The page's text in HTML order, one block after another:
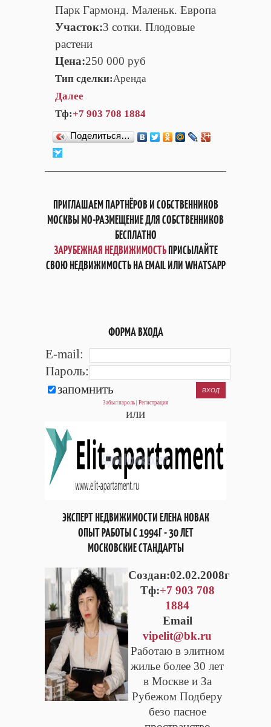
Парк Гармонд. Маленьк. Европа
Участок:3 сотки. Плодовые
растени
Цена:250 000 руб
Тип сделки:Аренда
Далее
Тф:+7 903 708 1884
Поделиться…
ПРИГЛАШАЕМ ПАРТНЁРОВ И СОБСТВЕННИКОВ
МОСКВЫ МО-РАЗМЕЩЕНИЕ ДЛЯ СОБСТВЕННИКОВ
БЕСПЛАТНО
ЗАРУБЕЖНАЯ НЕДВИЖИМОСТЬПРИСЫЛАЙТЕ
СВОЮ НЕДВИЖИМОСТЬ НА EMAIL ИЛИ WHATSAPP
ФОРМА ВХОДА
E-mail:
Пароль:
запомнить
Забыл пароль Регистрация
или
ЭКСПЕРТ НЕДВИЖИМОСТИ ЕЛЕНА НОВАК
ОПЫТ РАБОТЫ С 1994Г - 30 ЛЕТ
МОСКОВСКИЕ СТАНДАРТЫ
Cоздан:02.02.2008г
Тф:+7 903 708
1884
Email
vipelit@bk.ru
Работаю в элитном
жилье более 30 лет
в Москве и За
Рубежом Подберу
безо пасное